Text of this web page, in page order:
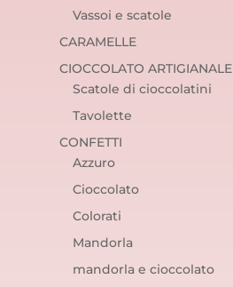
Vassoi e scatole
CARAMELLE
CIOCCOLATO ARTIGIANALE
Scatole di cioccolatini
Tavolette
CONFETTI
Azzuro
Cioccolato
Colorati
Mandorla
mandorla e cioccolato